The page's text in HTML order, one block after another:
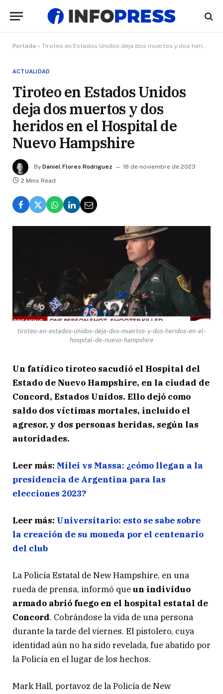
Portada » Tiroteo en Estados Unidos deja dos muertos y dos heridos en el Hospital de Nuevo Hampshire
ACTUALIDAD
Tiroteo en Estados Unidos
deja dos muertos y dos
heridos en el Hospital de
Nuevo Hampshire
By Daniel Flores Rodríguez
18 de noviembre de 2023
2 Mins Read
tiroteo-en-estados-unidos-deja-dos-muertos-y-dos-heridos-en-el-
hospital-de-nuevo-hampshire
Un fatídico tiroteo sacudió el Hospital del
Estado de Nuevo Hampshire, en la ciudad de
Concord, Estados Unidos. Ello dejó como
saldo dos víctimas mortales, incluido el
agresor, y dos personas heridas, según las
autoridades.
Leer más: Milei vs Massa: ¿cómo llegan a la
presidencia de Argentina para las
elecciones 2023?
Leer más: Universitario: esto se sabe sobre
la creación de su moneda por el centenario
del club
La Policía Estatal de New Hampshire, en una
rueda de prensa, informó queun individuo
armado abrió fuego en el hospital estatal de
Concord. Cobrándose la vida de una persona
durante la tarde del viernes. El pistolero, cuya
identidad aún no ha sido revelada, fue abatido por
la Policía en el lugar de los hechos.
Mark Hall, portavoz de la Policía de New